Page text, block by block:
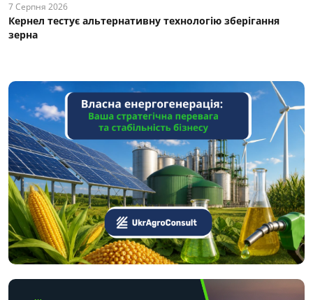
7 Серпня 2026
Кернел тестує альтернативну технологію зберігання
зерна